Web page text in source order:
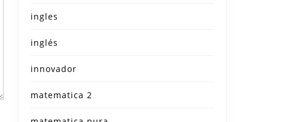
ingles
inglés
innovador
matematica 2